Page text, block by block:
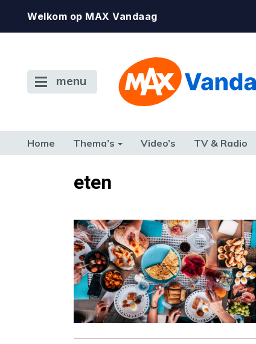
Welkom op MAX Vandaag
menu
Home Thema’s Video’s TV & Radio
TERUG NAAR TOEN
eten